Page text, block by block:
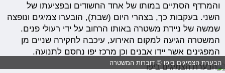
והמרדף הסתיים במותו של אחד החשודים ובפציעתו של
השני. בעקבות כך, בצהרי היום (שבת), הובערו צמיגים ונופצה
שמשה של ניידת משטרה באותו הרחוב על ידי רעולי פנים.
המשטרה הגיעה למקום האירוע, עיכבה לחקירה שניים מן
המפגינים אשר יידו אבנים וכן מרכז יפו נחסם לתנועה.
הבערת הצמיגים ביפו © דוברות המשטרה